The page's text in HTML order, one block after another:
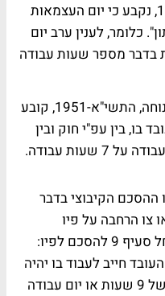
בחוק יום העצמאות, התש"ט-1949, נקבע כי יום העצמאות
כלומר, לענין ערב יום
בדבר מספר שעות עבודה
סעיף 2(ב) לחוק שעות עבודה ומנוחה, התשי"א-1951, קובע
בו, בין עפ"י חוק ובין
עבודה.
הקיבוצי בדבר
בן 5 ימים או צו הרחבה על פיו
(בהתאם לענפים המנויים בצו) - חל סעיף 9 להסכם לפיו:
חייב לעבוד בו יהיה
יום העבודה בן 8 שעות בתשלום של 9 שעות או יום עבודה